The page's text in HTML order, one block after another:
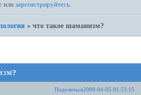
илизарегистрируйтесь.
»что такое шаманизм?
Поделиться2009-04-05 01:53:15